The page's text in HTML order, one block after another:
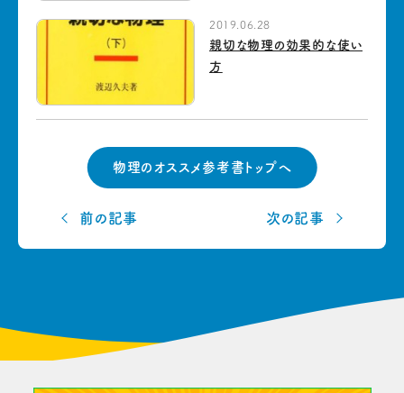
2019.06.28
親切な物理の効果的な使い
方
前の記事
物理のオススメ参考書トップへ
次の記事